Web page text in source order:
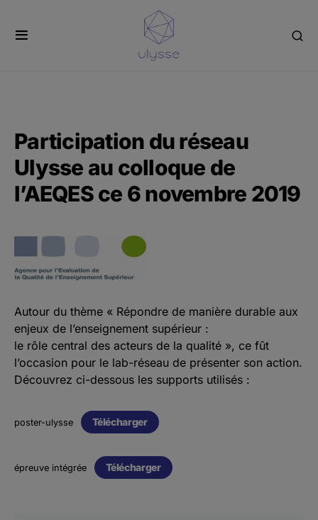
Panneau de gestion des cookies
Participation du réseau
Ulysse au colloque de
l’AEQES ce 6 novembre 2019
Autour du thème « Répondre de manière durable aux
enjeux de l’enseignement supérieur :
le rôle central des acteurs de la qualité », ce fût
l’occasion pour le lab-réseau de présenter son action.
Découvrez ci-dessous les supports utilisés :
poster-ulysse Télécharger
épreuve intégrée Télécharger